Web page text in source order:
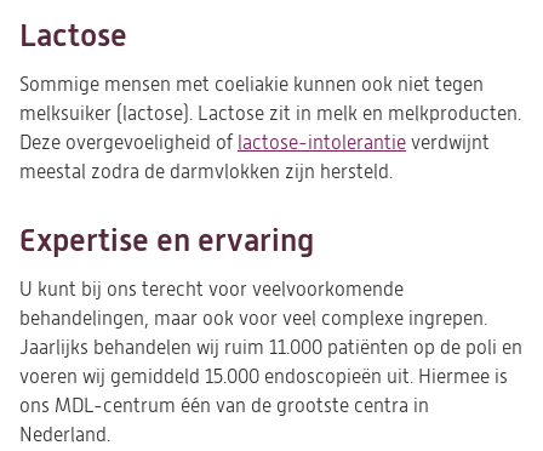
Lactose
Sommige mensen met coeliakie kunnen ook niet tegen
melksuiker (lactose). Lactose zit in melk en melkproducten.
Deze overgevoeligheid of lactose-intolerantie verdwijnt
meestal zodra de darmvlokken zijn hersteld.
Expertise en ervaring
U kunt bij ons terecht voor veelvoorkomende
behandelingen, maar ook voor veel complexe ingrepen.
Jaarlijks behandelen wij ruim 11.000 patiënten op de poli en
voeren wij gemiddeld 15.000 endoscopieën uit. Hiermee is
ons MDL-centrum één van de grootste centra in
Nederland.